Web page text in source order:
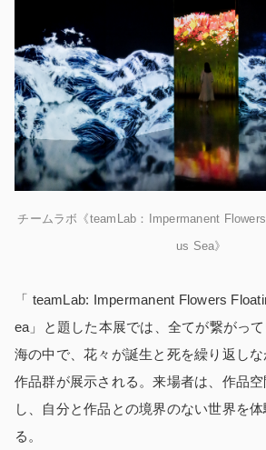
チームラボ《teamLab：Impermanent
us Sea》
「 teamLab: Impermanent Flowers
ea」と題した本展では、全てが繋がっ
海の中で、花々が誕生と死を繰り返しな
作品群が展示される。来場者は、作品
し、自分と作品との境界のない世界を
る。